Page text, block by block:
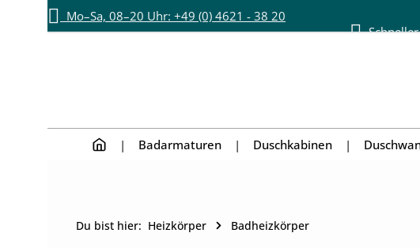
Zum Hauptinhalt springen
Zur Hauptnavigation springen
Mo–Sa, 08–20 Uhr: +49 (0) 4621 - 38 20
Schneller
Badarmaturen Duschkabinen
Du bist hier: Heizkörper Badheizkörper